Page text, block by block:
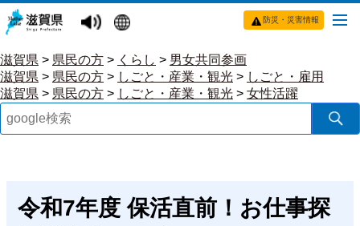
防災・災害情報
滋賀県 > 県民の方 > くらし > 男女共同参画
滋賀県 > 県民の方 > しごと・産業・観光 > しごと・雇用
滋賀県 > 県民の方 > しごと・産業・観光 > 女性活躍
令和7年度 保活直前！お仕事探